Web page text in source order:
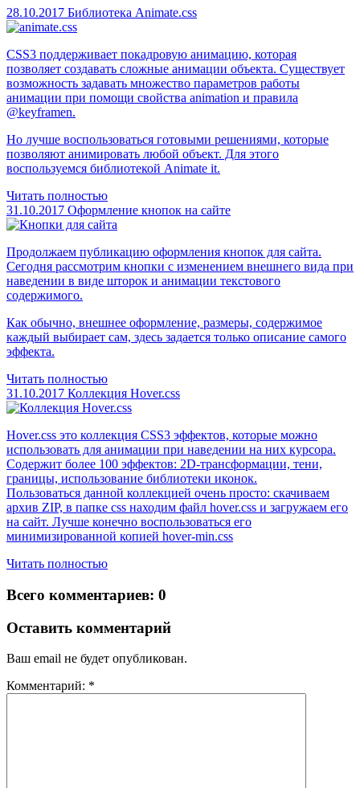
28.10.2017 Библиотека Animate.css
CSS3 поддерживает покадровую анимацию, которая
позволяет создавать сложные анимации объекта. Существует
возможность задавать множество параметров работы
анимации при помощи свойства animation и правила
@keyframen.
Но лучше воспользоваться готовыми решениями, которые
позволяют анимировать любой объект. Для этого
воспользуемся библиотекой Animate it.
Читать полностью
31.10.2017 Оформление кнопок на сайте
Продолжаем публикацию оформления кнопок для сайта.
Сегодня рассмотрим кнопки с изменением внешнего вида при
наведении в виде шторок и анимации текстового
содержимого.
Как обычно, внешнее оформление, размеры, содержимое
каждый выбирает сам, здесь задается только описание самого
эффекта.
Читать полностью
31.10.2017 Коллекция Hover.css
Hover.css это коллекция CSS3 эффектов, которые можно
использовать для анимации при наведении на них курсора.
Содержит более 100 эффектов: 2D-трансформации, тени,
границы, использование библиотеки иконок.
Пользоваться данной коллекцией очень просто: скачиваем
архив ZIP, в папке css находим файл hover.css и загружаем его
на сайт. Лучше конечно воспользоваться его
минимизированной копией hover-min.css
Читать полностью
Всего комментариев: 0
Оставить комментарий
Ваш email не будет опубликован.
Комментарий: *